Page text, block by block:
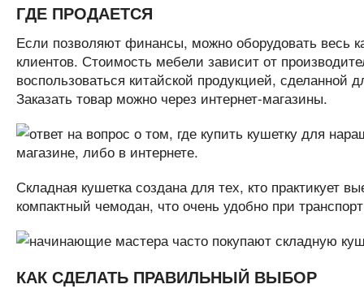
ГДЕ ПРОДАЕТСЯ
Если позволяют финансы, можно оборудовать весь
клиентов. Стоимость мебели зависит от
воспользоваться китайской продукцией,
Заказать товар можно через интернет-магазины.
Складная кушетка создана для тех, кто
компактный чемодан, что очень удобно при
КАК СДЕЛАТЬ ПРАВИЛЬНЫЙ ВЫБОР